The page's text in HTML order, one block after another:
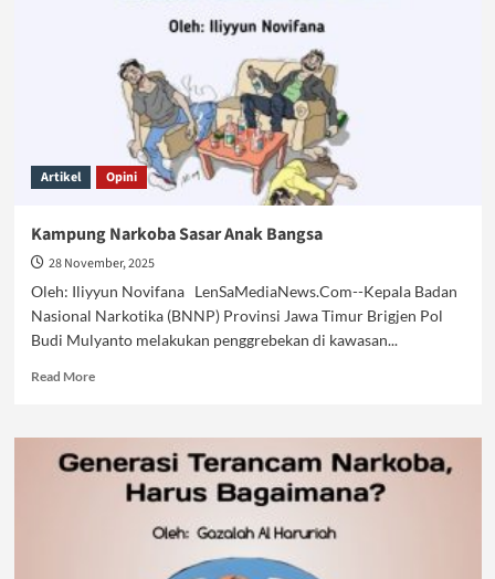
Artikel Opini
Kampung Narkoba Sasar Anak Bangsa
28 November, 2025
Oleh: Iliyyun Novifana LenSaMediaNews.Com--Kepala Badan
Nasional Narkotika (BNNP) Provinsi Jawa Timur Brigjen Pol
Budi Mulyanto melakukan penggrebekan di kawasan...
Read MoreRead
Kampung
Narkoba
Sasar